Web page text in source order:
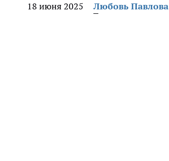
18 июня 2025
Любовь Павлова